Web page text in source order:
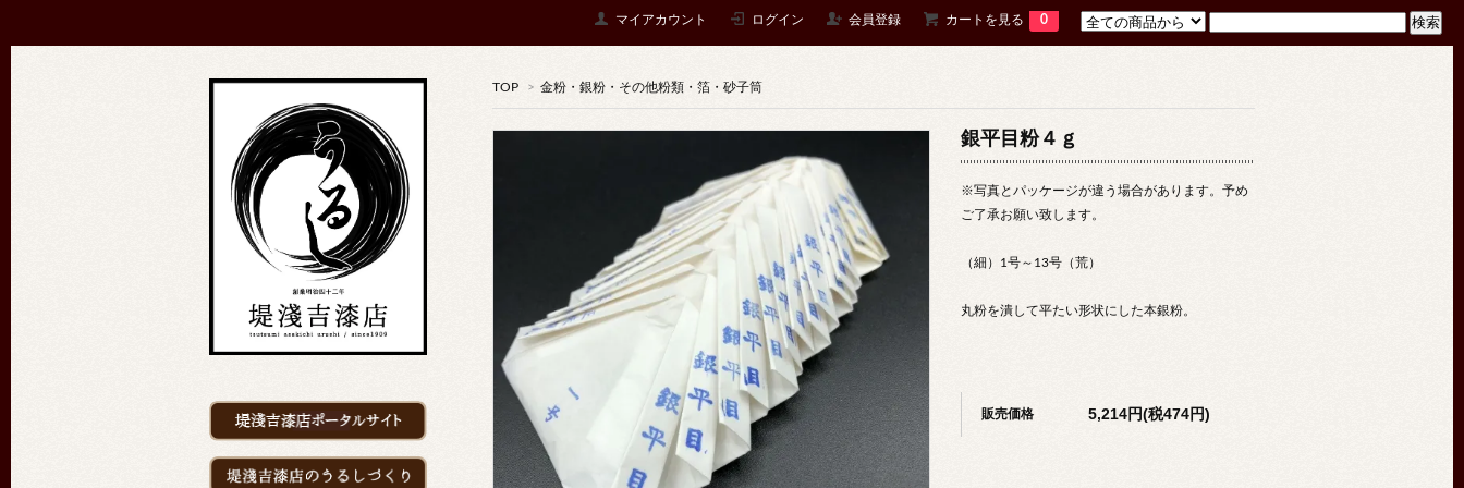
マイアカウント ログイン 会員登録 カートを見る 0
TOP > 金粉・銀粉・その他粉類・箔・砂子筒
銀平目粉４ｇ
※写真とパッケージが違う場合があります。予め
ご了承お願い致します。
（細）1号～13号（荒）
丸粉を潰して平たい形状にした本銀粉。
販売価格 5,214円(税474円)